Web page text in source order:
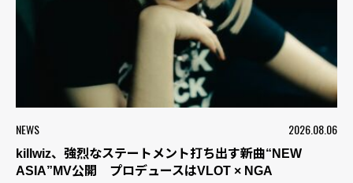
NEWS 2026.08.06
killwiz、強烈なステートメント打ち出す新曲“NEW
ASIA”MV公開 プロデュースはVLOT × NGA